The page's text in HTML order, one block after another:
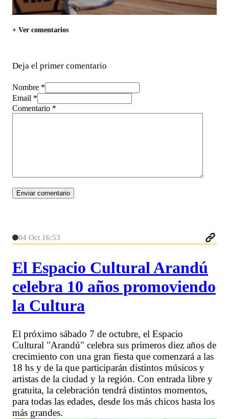
+ Ver comentarios
Deja el primer comentario
Nombre *
Email *
Comentario *
04 Oct 16:53
El Espacio Cultural Arandú
celebra 10 años promoviendo
la Cultura
El próximo sábado 7 de octubre, el Espacio
Cultural "Arandú" celebra sus primeros diez años de
crecimiento con una gran fiesta que comenzará a las
18 hs y de la que participarán distintos músicos y
artistas de la ciudad y la región. Con entrada libre y
gratuita, la celebración tendrá distintos momentos,
para todas las edades, desde los más chicos hasta los
más grandes.